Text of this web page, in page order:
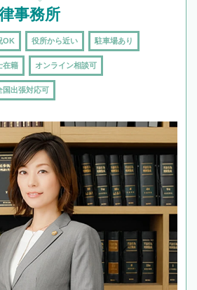
事務所
OK 役所から近い 駐車場あり
在籍 オンライン相談可
国出張対応可